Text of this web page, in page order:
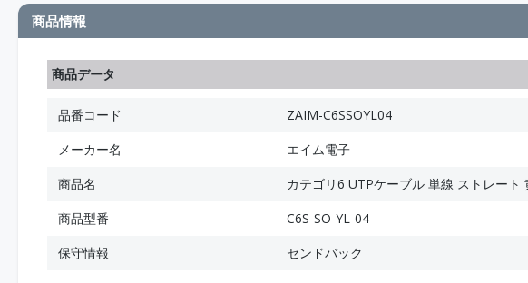
商品情報
商品データ
品番コード
ZAIM-C6SSOYL04
メーカー名
エイム電子
商品名
カテゴリ6 UTPケーブル 単線 ストレート
商品型番
C6S-SO-YL-04
保守情報
センドバック